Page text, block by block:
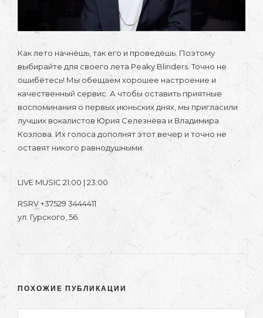
Как лето начнёшь, так его и проведёшь. Поэтому
выбирайте для своего лета Peaky Blinders. Точно не
ошибётесь! Мы обещаем хорошее настроение и
качественный сервис. А чтобы оставить приятные
воспоминания о первых июньских днях, мы пригласили
лучших вокалистов Юрия Селезнёва и Владимира
Козлова. Их голоса дополнят этот вечер и точно не
оставят никого равнодушными.
LIVE MUSIC 21:00 | 23:00
RSRV +37529 3444411
ул. Гурского, 56.
ПОХОЖИЕ ПУБЛИКАЦИИ